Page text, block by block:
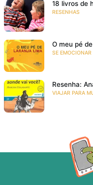
18 livros de
RESENHAS
O meu pé
SE EMOCIONAR
Resenha:
VIAJAR PARA